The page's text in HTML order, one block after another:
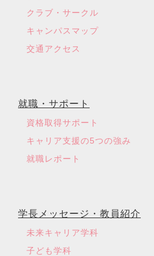
クラブ・サークル
キャンパスマップ
交通アクセス
就職・サポート
資格取得サポート
キャリア支援の5つの強み
就職レポート
学長メッセージ・教員紹介
未来キャリア学科
子ども学科